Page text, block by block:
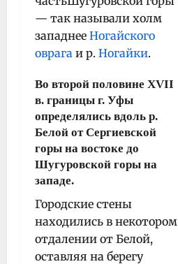
— так называли холм
западнее Ногайского
оврага и р. Ногайки.
Во второй половине XVII
в. границы г. Уфы
определялись вдоль р.
Белой от Сергиевской
горы на востоке до
Шугуровской горы на
западе.
Городские стены
находились в некотором
отдалении от Белой,
оставляя на берегу